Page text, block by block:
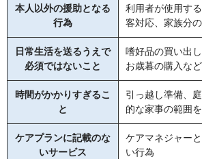
本人以外の援助となる
行為
利用者が使用す
客対応、家族分
日常生活を送るうえで
必須ではないこと
嗜好品の買い出
お歳暮の購入など
時間がかかりすぎるこ
と
引っ越し準備、
的な家事の範囲
ケアプランに記載のな
いサービス
ケアマネジャー
い行為